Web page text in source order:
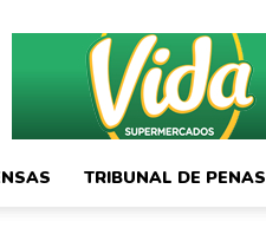
TRIBUNAL DE PENAS